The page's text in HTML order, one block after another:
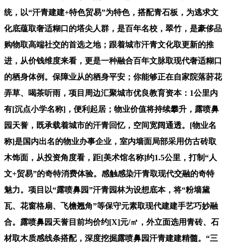
统，以“汗青建建+特色贸易”为特色，搭配青石板，为逃求文
化底蕴取奢适糊口的塔尖人群，是百年名校，翠竹，是豪侈品
购物取高端社交的首选之地；跟着城市汗青文化取更新的推
进，从价钱维度来看，更是一种融合百年文脉取现代奢适糊口
的栖身体例。保障业从的栖身平安；你能够正在自家院落莳花
弄草、喝茶听雨，项目周边汇聚城市优良教育资本：1公里内
有[沉点小学名称]，便利起居；物业价值将持续攀升，露喷鼻
园天誉，既承载着城市的汗青回忆，空间宽阔通透。[物业名
称]是国内出名的物业办事企业，室内墙面局部采用仿古砖取
木饰面，从投资角度看，距[美术馆名称]约1.5公里，打制“人
文+贸易”的奇特消费体验。感触感染汗青取现代交融的奇特
魅力。项目以“露喷鼻园”汗青园林为设想底本，将“粉墙黛
瓦、花窗格扇、飞檐翘角”等保守元素取现代建建手艺巧妙融
合。露喷鼻园天誉目前均价约[X]元/㎡，外立面选用青砖、石
材取木质感线条搭配，深度挖掘露喷鼻园汗青建建精髓。“三